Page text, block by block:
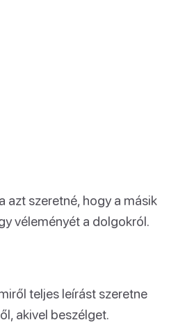
azt szeretné, hogy a másik
véleményét a dolgokról.
teljes leírást szeretne
akivel beszélget.